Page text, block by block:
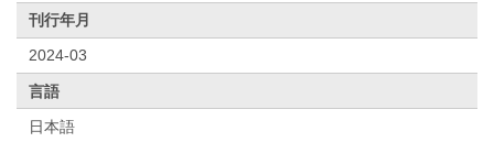
刊行年月
2024-03
言語
日本語